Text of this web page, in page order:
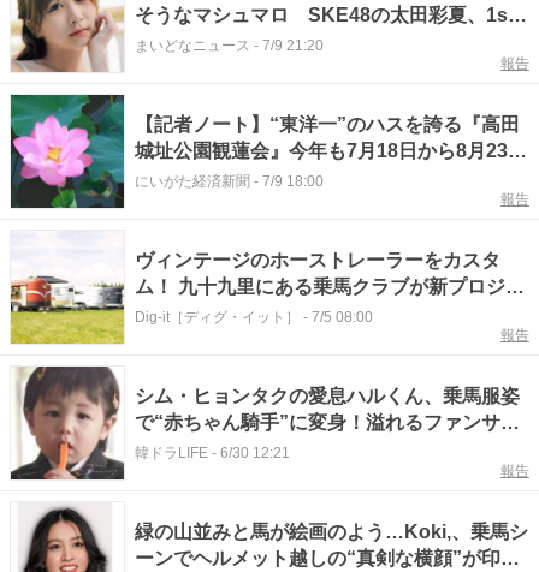
そうなマシュマロ SKE48の太田彩夏、1st
写真集から未掲載分を公開
まいどなニュース - 7/9 21:20
報告
【記者ノート】“東洋一”のハスを誇る『高田
城址公園観蓮会』今年も7月18日から8月23日
まで 乗馬体験も！
にいがた経済新聞 - 7/9 18:00
報告
ヴィンテージのホーストレーラーをカスタ
ム！ 九十九里にある乗馬クラブが新プロジェ
クトをスタート
Dig-it［ディグ・イット］ - 7/5 08:00
報告
シム・ヒョンタクの愛息ハルくん、乗馬服姿
で“赤ちゃん騎手”に変身！溢れるファンサー
ビスも
韓ドラLIFE - 6/30 12:21
報告
緑の山並みと馬が絵画のよう…Koki,、乗馬シ
ーンでヘルメット越しの“真剣な横顔”が印象